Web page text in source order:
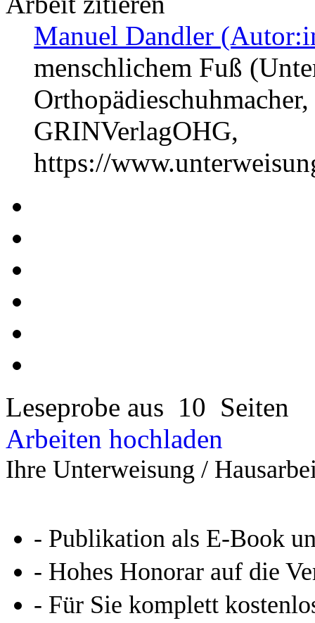
Manuel Dandler
menschlichem Fuß
GRINVerlagOHG,
https://
Leseprobe aus 10 Seiten
Arbeiten hochladen
Ihre Unterweisung /
- Publikation als E-Book
- Hohes Honorar auf die
- Für Sie komplett